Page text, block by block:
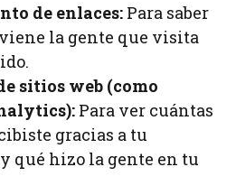
de enlaces: Para saber
la gente que visita
sitios web (como
Para ver cuántas
gracias a tu
qué hizo la gente en tu